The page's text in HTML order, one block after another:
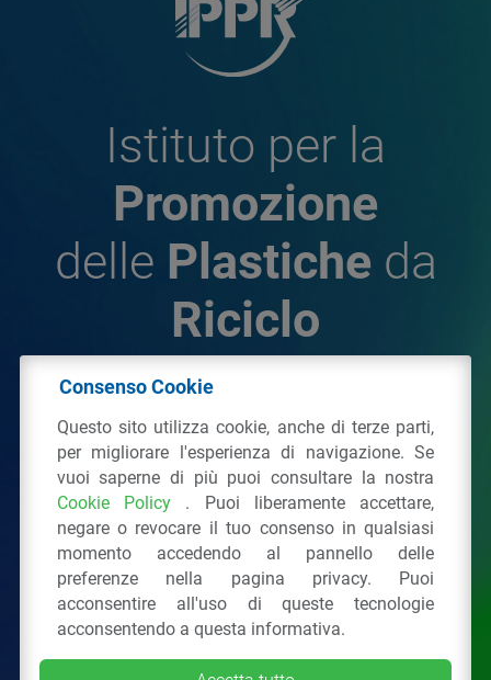
Istituto per la
Promozione
delle Plastiche da
Riciclo
Plastiche da Riciclo
C.F. 97381090154
Via San Vittore 36 20123Milano (MI)
Tel.: 02 43928225.
Tutti i diritti riservati Privacy Policy &Cookie
Consenso Cookie
Questo sito utilizza cookie, anche di terze parti,
per migliorare l'esperienza di navigazione. Se
vuoi saperne di più puoi consultare la nostra
Cookie Policy . Puoi liberamente accettare,
negare o revocare il tuo consenso in qualsiasi
momento accedendo al pannello delle
preferenze nella pagina privacy. Puoi
acconsentire all'uso di queste tecnologie
acconsentendo a questa informativa.